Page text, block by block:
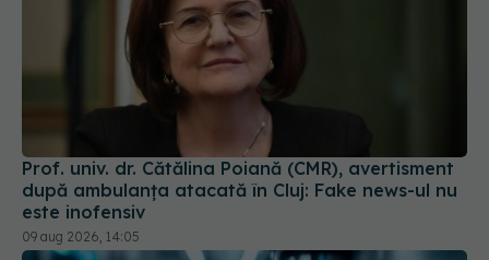
Prof. univ. dr. Cătălina Poiană (CMR), avertisment
după ambulanța atacată în Cluj: Fake news-ul nu
este inofensiv
09 aug 2026, 14:05